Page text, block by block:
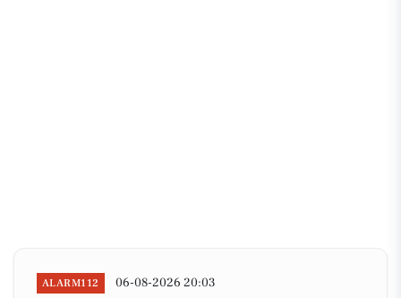
ALARM112 06-08-2026 20:03